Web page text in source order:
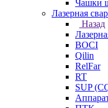
Чашки
Лазерная
Назад
BOCI
Qilin
RelFar
RT
SUP